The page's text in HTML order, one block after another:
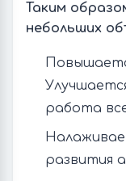
Таким
небольших
работа
развития